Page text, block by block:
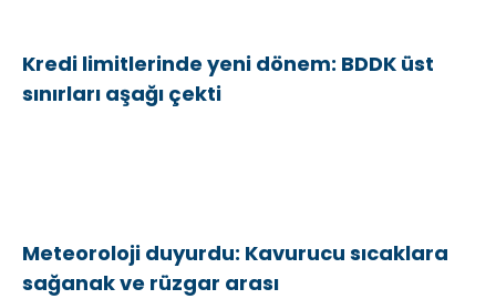
Kredi limitlerinde yeni dönem: BDDK üst
sınırları aşağı çekti
Meteoroloji duyurdu: Kavurucu sıcaklara
sağanak ve rüzgar arası